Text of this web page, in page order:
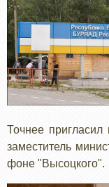
Точнее
заместитель
фоне "Высоцкого".